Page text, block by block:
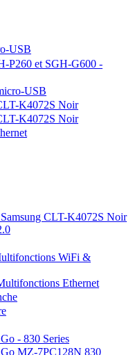
USB
P260 et SGH-G600 -
USB
K4072S Noir
K4072S Noir
CLT-K4072S Noir
WiFi &
Ethernet
- 830 Series
MZ-7PC128N 830